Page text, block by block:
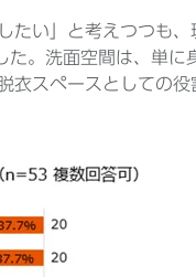
たい」と考えつつも、
た。洗面空間は、単に
衣スペースとしての役